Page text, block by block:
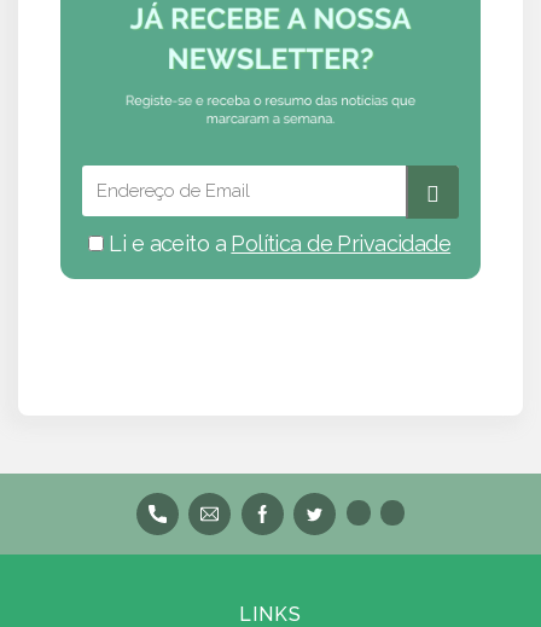
Li e aceito a Política de Privacidade
LINKS